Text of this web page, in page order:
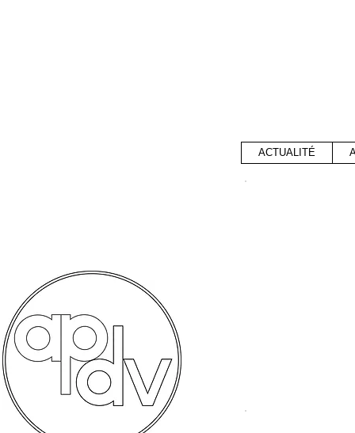
ACTUALITÉ